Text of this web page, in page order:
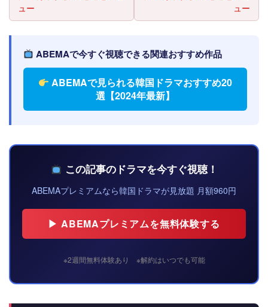
ュー
ュー
ABEMAで今すぐ視聴できる関連おすすめ作品
ABEMAで見られる韓国ドラマおすすめ20
選【2024年最新】
この記事のドラマを今すぐ視聴！
ABEMAプレミアムなら韓国ドラマが見放題 月額960円
▶ ABEMAプレミアムを無料体験する
※2週間無料体験あり ※解約はいつでも可能